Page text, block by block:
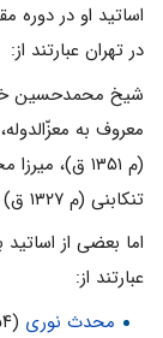
اساتید او در
در تهران عبارتند از:
معروف به
تنکابنی (م ۱۳۲۷ ق) و... .
اما بعضی از
عبارتند از:
محدث نوری (۱۲۵۴ـ۱۳۲۰ ق)